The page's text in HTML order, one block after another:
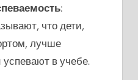
:
что дети,
лучше
в учебе.